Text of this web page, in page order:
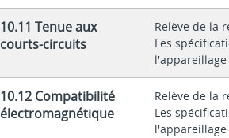
10.11 Tenue aux
courts-circuits
Relève de la
Les
10.12 Compatibilité
électromagnétique
Relève de la
Les